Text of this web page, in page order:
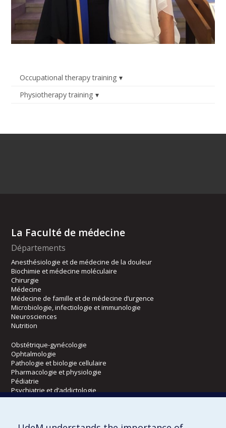
Occupational therapy training
Physiotherapy training
La Faculté de médecine
Départements
Anesthésiologie et de médecine de la douleur
Biochimie et médecine moléculaire
Chirurgie
Médecine
Médecine de famille et de médecine d’urgence
Microbiologie, infectiologie et immunologie
Neurosciences
Nutrition
Obstétrique-gynécologie
Ophtalmologie
Pathologie et biologie cellulaire
Pharmacologie et physiologie
Pédiatrie
Psychiatrie et d’addictologie
Radiologie, radio-oncologie et médecine nucléaire